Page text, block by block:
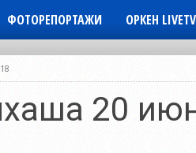
ФОТОРЕПОРТАЖИ ОРКЕН LIVETV
20